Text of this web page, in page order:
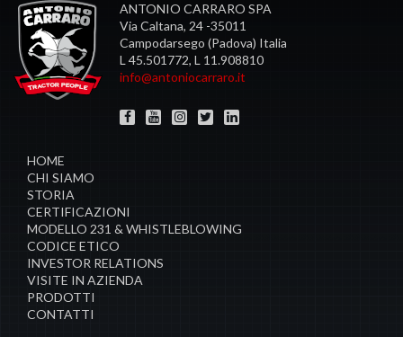
ANTONIO CARRARO SPA
Via Caltana, 24 -35011
Campodarsego (Padova) Italia
L 45.501772, L 11.908810
info@antoniocarraro.it
HOME
CHI SIAMO
STORIA
CERTIFICAZIONI
MODELLO 231 & WHISTLEBLOWING
CODICE ETICO
INVESTOR RELATIONS
VISITE IN AZIENDA
PRODOTTI
CONTATTI